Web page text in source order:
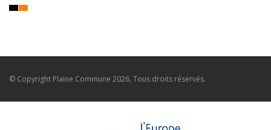
© Copyright Plaine Commune 2026. Tous droits réservés.